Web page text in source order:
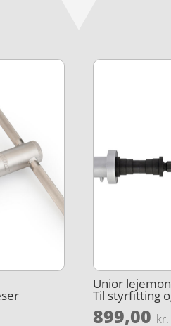
Unior
Til styrfitting
899,00 kr.